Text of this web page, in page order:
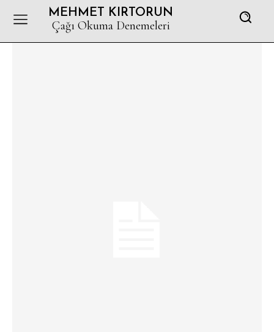
MEHMET KIRTORUN
Çağı Okuma Denemeleri